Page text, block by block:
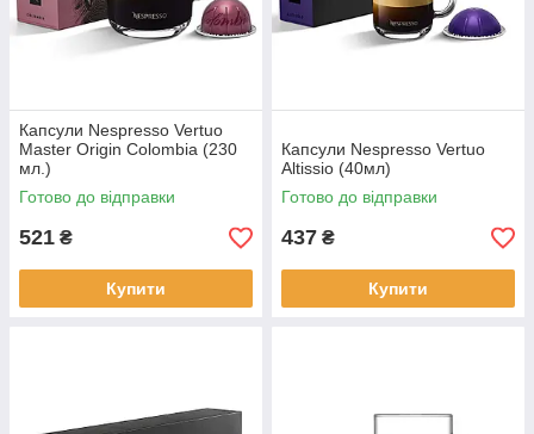
Капсули Nespresso Vertuo
Master Origin Colombia (230
мл.)
Готово до відправки
521 ₴
Купити
Капсули Nespresso Vertuo
Altissio (40мл)
Готово до відправки
437 ₴
Купити